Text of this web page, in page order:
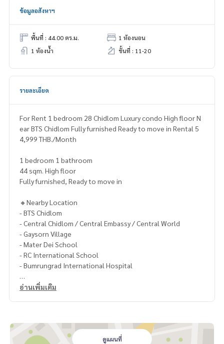
ข้อมูลอสังหาฯ
พื้นที่ : 44.00 ตร.ม.
1 ห้องนอน
1 ห้องน้ำ
ชั้นที่ : 11-20
รายละเอียด
For Rent 1 bedroom 28 Chidlom Luxury condo High floor N
ear BTS Chidlom Fully furnished Ready to move in Rental 5
4,999 THB./Month
1 bedroom 1 bathroom
44 sqm. High floor
Fully furnished, Ready to move in
🔸Nearby Location
- BTS Chidlom
- Central Chidlom / Central Embassy / Central World
- Gaysorn Village
- Mater Dei School
- RC International School
- Bumrungrad International Hospital
🔸Terms & Conditions
1 month rental in advance
อ่านเพิ่มเติม
ดูแผนที่